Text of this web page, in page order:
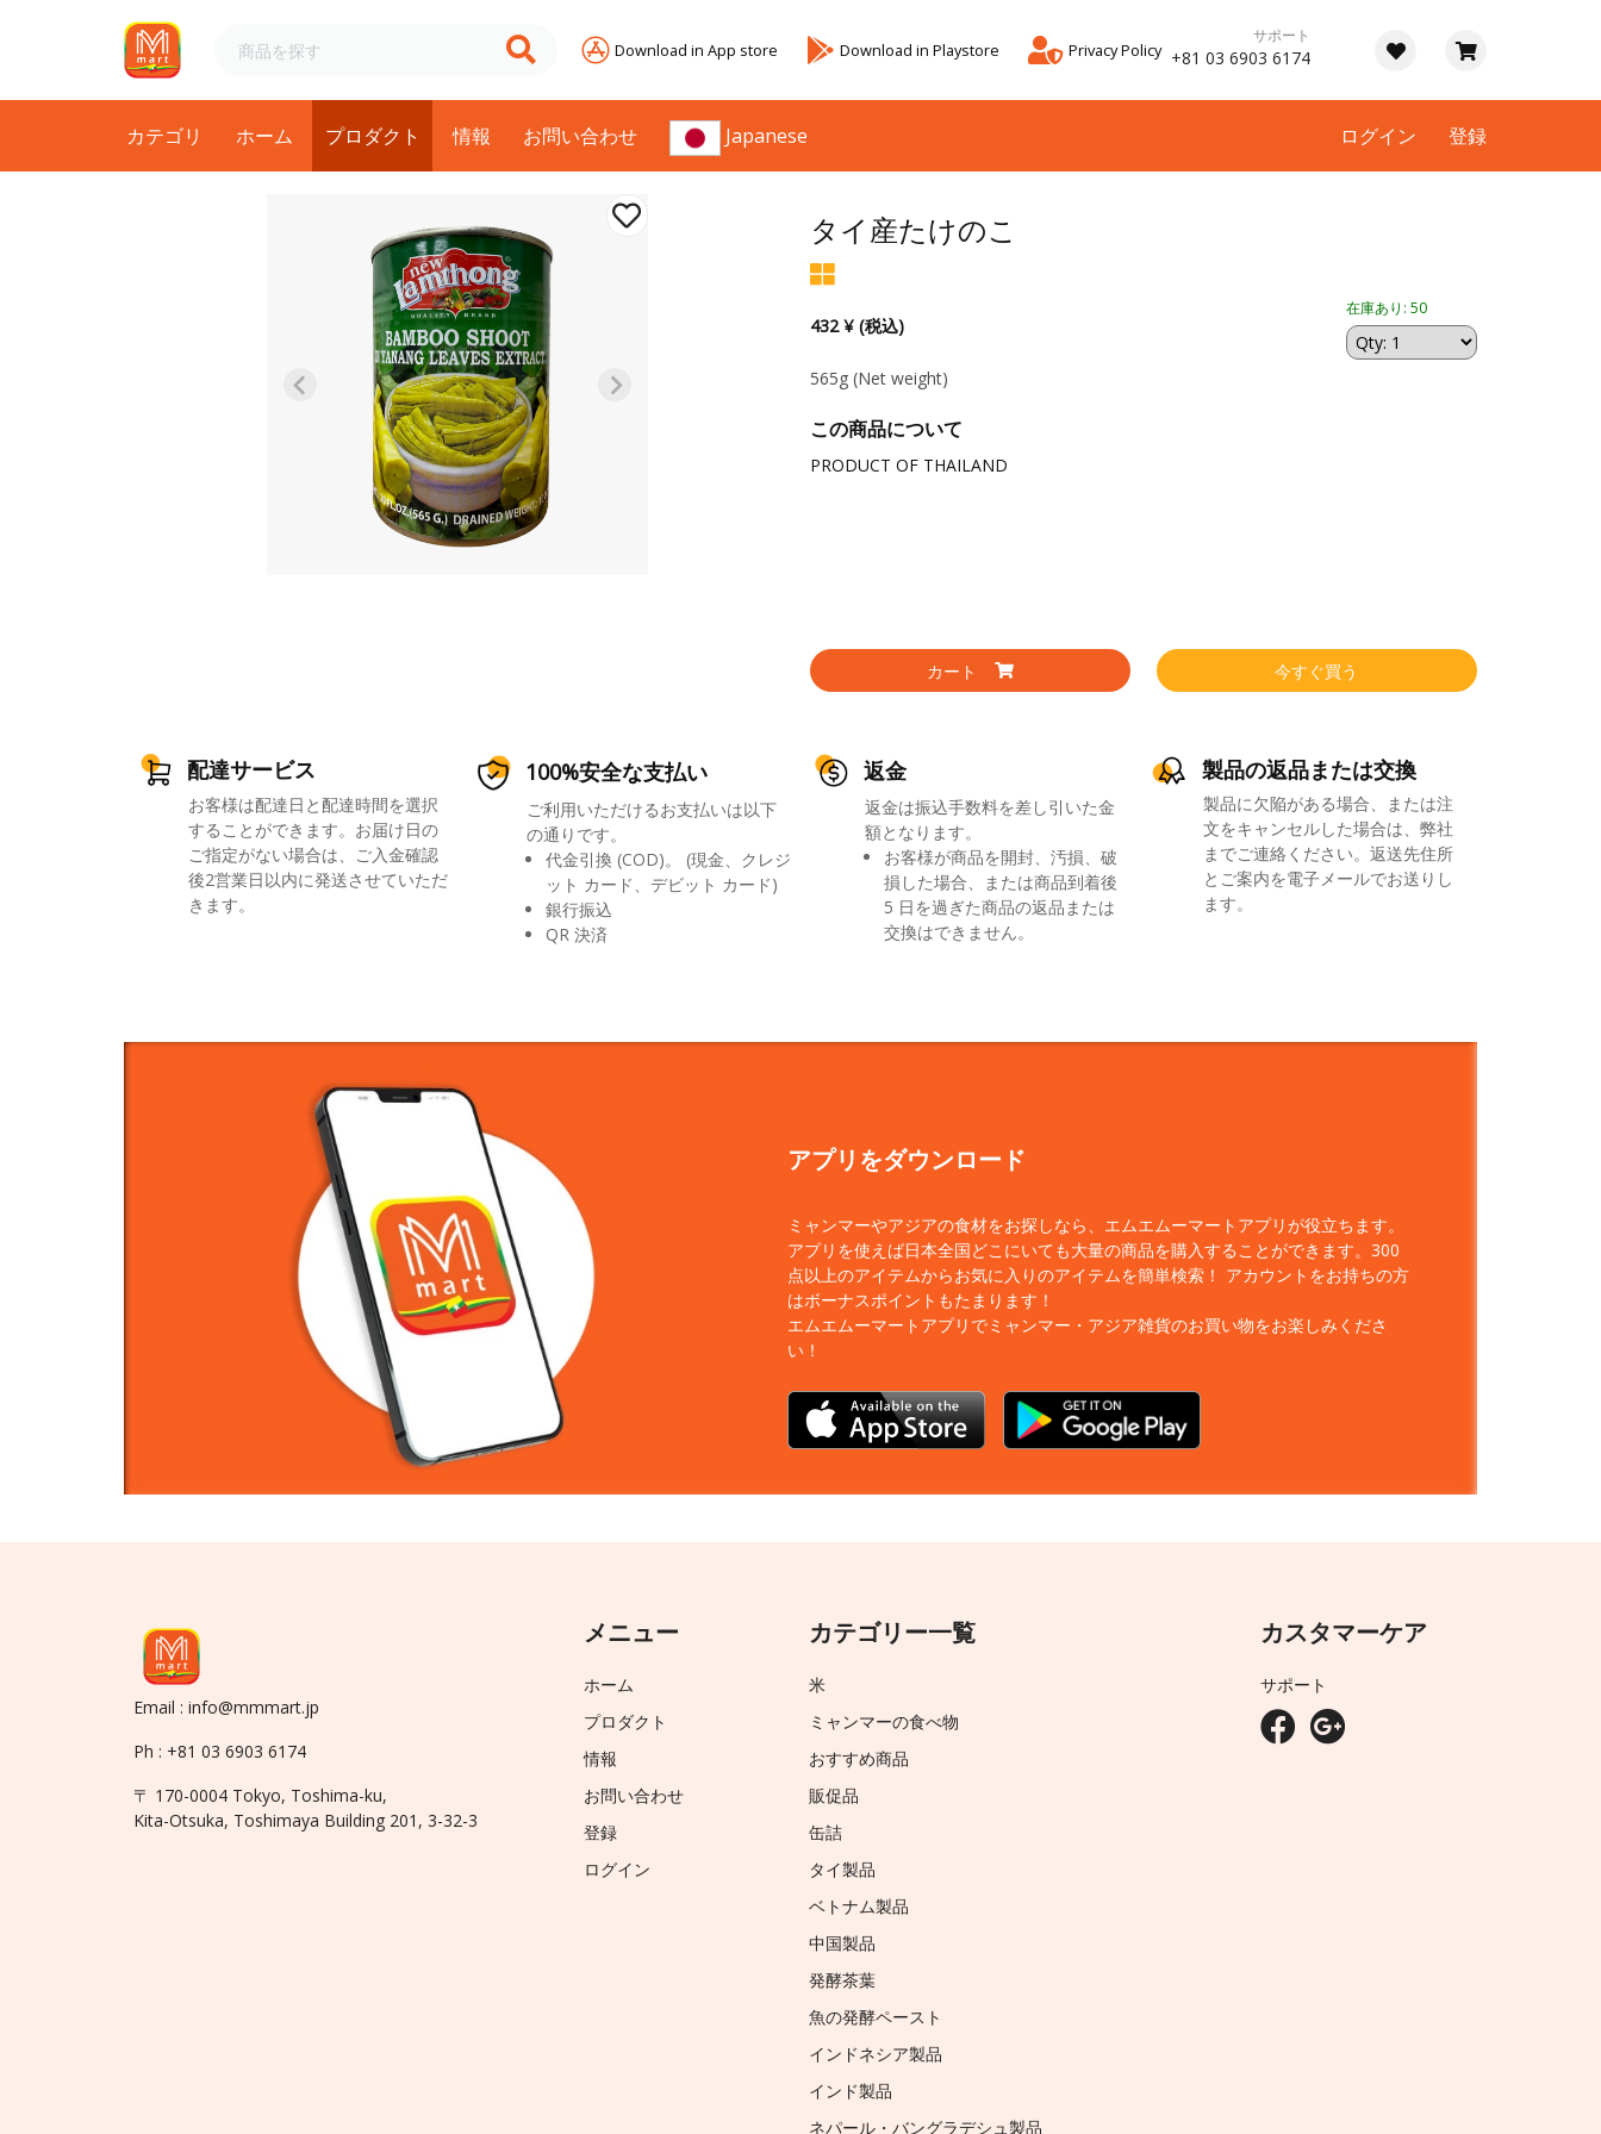
Download in App store Download in Playstore Privacy Policy
サポート
+81 03 6903 6174
カテゴリ ホーム プロダクト 情報 お問い合わせ Japanese ログイン 登録
タイ産たけのこ
432 ¥ (税込)
在庫あり: 50
565g (Net weight)
この商品について
PRODUCT OF THAILAND
カート 今すぐ買う
配達サービス
お客様は配達日と配達時間を選択
することができます。お届け日の
ご指定がない場合は、ご入金確認
後2営業日以内に発送させていただ
きます。
100%安全な支払い
ご利用いただけるお支払いは以下
の通りです。
代金引換 (COD)。 (現金、クレジ
ット カード、デビット カード)
銀行振込
QR 決済
返金
返金は振込手数料を差し引いた金
額となります。
お客様が商品を開封、汚損、破
損した場合、または商品到着後
5 日を過ぎた商品の返品または
交換はできません。
製品の返品または交換
製品に欠陥がある場合、または注
文をキャンセルした場合は、弊社
までご連絡ください。返送先住所
とご案内を電子メールでお送りし
ます。
アプリをダウンロード
ミャンマーやアジアの食材をお探しなら、エムエムーマートアプリが役立ちます。
アプリを使えば日本全国どこにいても大量の商品を購入することができます。300
点以上のアイテムからお気に入りのアイテムを簡単検索！ アカウントをお持ちの方
はボーナスポイントもたまります！
エムエムーマートアプリでミャンマー・アジア雑貨のお買い物をお楽しみくださ
い！
Email : info@mmmart.jp
Ph : +81 03 6903 6174
〒 170-0004 Tokyo, Toshima-ku,
Kita-Otsuka, Toshimaya Building 201, 3-32-3
メニュー
ホーム
プロダクト
情報
お問い合わせ
登録
ログイン
カテゴリー一覧
米
ミャンマーの食べ物
おすすめ商品
販促品
缶詰
タイ製品
ベトナム製品
中国製品
発酵茶葉
魚の発酵ペースト
インドネシア製品
インド製品
ネパール・バングラデシュ製品
カスタマーケア
サポート